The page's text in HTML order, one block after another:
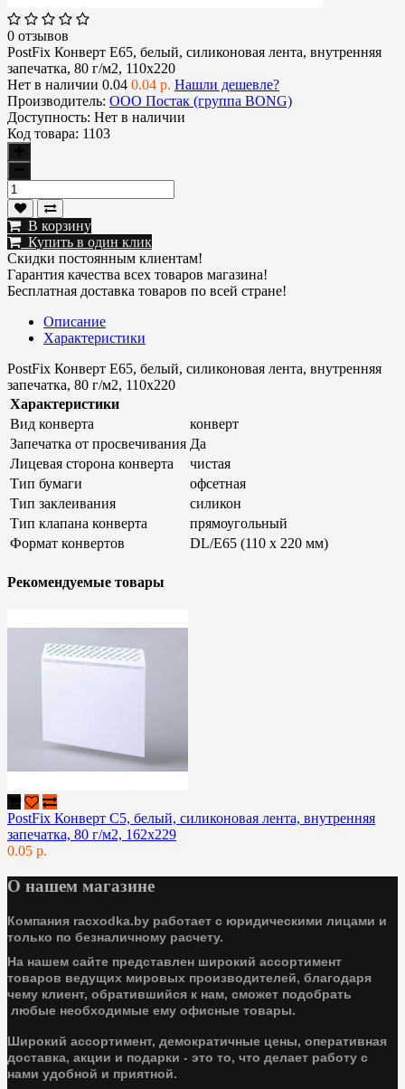
0 отзывов
PostFix Конверт E65, белый, силиконовая лента, внутренняя
запечатка, 80 г/м2, 110x220
Нет в наличии 0.04 0.04 р. Нашли дешевле?
Производитель: ООО Постак (группа BONG)
Доступность: Нет в наличии
Код товара: 1103
В корзину
Купить в один клик
Скидки постоянным клиентам!
Гарантия качества всех товаров магазина!
Бесплатная доставка товаров по всей стране!
Описание
Характеристики
PostFix Конверт E65, белый, силиконовая лента, внутренняя
запечатка, 80 г/м2, 110x220
Характеристики
Вид конверта
конверт
Запечатка от просвечивания Да
Лицевая сторона конверта
чистая
Тип бумаги
офсетная
Тип заклеивания
силикон
Тип клапана конверта
прямоугольный
Формат конвертов
DL/E65 (110 х 220 мм)
Рекомендуемые товары
PostFix Конверт C5, белый, силиконовая лента, внутренняя
запечатка, 80 г/м2, 162x229
0.05 р.
О нашем магазине
Компания racxodka.by работает с юридическими лицами и
только по безналичному расчету.
На нашем сайте представлен широкий ассортимент
товаров ведущих мировых производителей, благодаря
чему клиент, обратившийся к нам, сможет подобрать
любые необходимые ему офисные товары.
Широкий ассортимент, демократичные цены, оперативная
доставка, акции и подарки - это то, что делает работу с
нами удобной и приятной.